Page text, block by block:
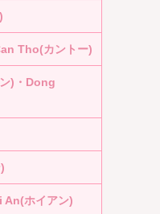
Tho(カントー)
)・Dong
An(ホイアン)